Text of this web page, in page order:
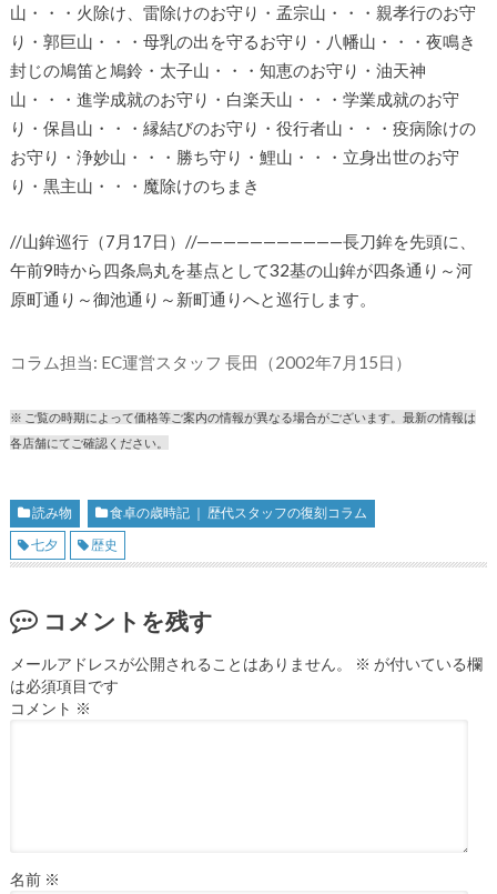
山・・・火除け、雷除けのお守り・孟宗山・・・親孝行のお守
り・郭巨山・・・母乳の出を守るお守り・八幡山・・・夜鳴き
封じの鳩笛と鳩鈴・太子山・・・知恵のお守り・油天神
山・・・進学成就のお守り・白楽天山・・・学業成就のお守
り・保昌山・・・縁結びのお守り・役行者山・・・疫病除けの
お守り・浄妙山・・・勝ち守り・鯉山・・・立身出世のお守
り・黒主山・・・魔除けのちまき
//山鉾巡行（7月17日）//———————————長刀鉾を先頭に、
午前9時から四条烏丸を基点として32基の山鉾が四条通り～河
原町通り～御池通り～新町通りへと巡行します。
コラム担当: EC運営スタッフ 長田（2002年7月15日）
※ ご覧の時期によって価格等ご案内の情報が異なる場合がございます。最新の情報は
各店舗にてご確認ください。
読み物
食卓の歳時記 ｜ 歴代スタッフの復刻コラム
七夕
歴史
コメントを残す
メールアドレスが公開されることはありません。 ※ が付いている欄
は必須項目です
コメント ※
名前 ※